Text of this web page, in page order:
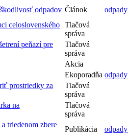
odpadov Článok odpady
celoslovenského Tlačová
správa
peňazí pre
Tlačová
správa
Akcia
Ekoporadňa odpady
prostriedky za
Tlačová
správa
na
Tlačová
správa
triedenom zbere
Publikácia odpady